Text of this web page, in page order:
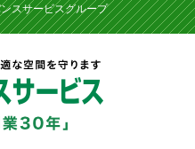
スサービスグループ